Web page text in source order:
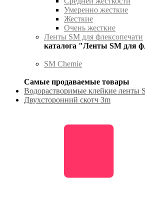
Умеренно жесткие
Жесткие
Очень жесткие
Ленты SM для флексопечати
каталога "Ленты SM для
SM Chemie
Самые продаваемые товары
Водорастворимые клейкие ленты
Двухсторонний скотч 3m